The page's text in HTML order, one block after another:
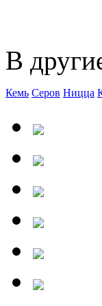
В
Кемь Серов Ницца